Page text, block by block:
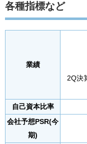
各種指標など
業績
2Q決
自己資本比率
会社予想PSR(今
期)